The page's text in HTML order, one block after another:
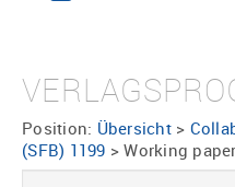
Position: Übersicht>
(SFB) 1199 >Working